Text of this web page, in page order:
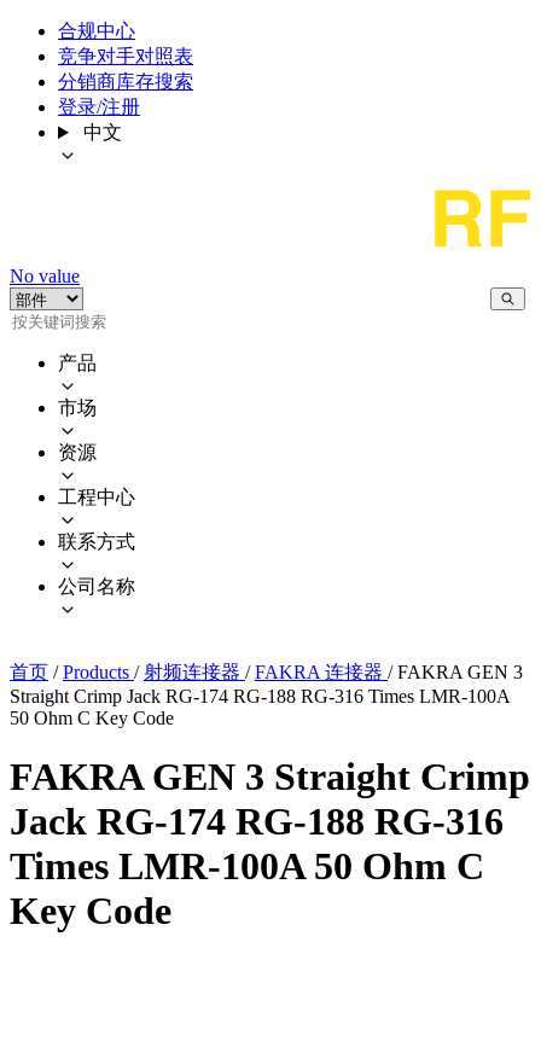
合规中心
竞争对手对照表
分销商库存搜索
登录/注册
中文
No value
产品
市场
资源
工程中心
联系方式
公司名称
首页 / Products / 射频连接器 / FAKRA 连接器 / FAKRA GEN 3
Straight Crimp Jack RG-174 RG-188 RG-316 Times LMR-100A
50 Ohm C Key Code
FAKRA GEN 3 Straight Crimp
Jack RG-174 RG-188 RG-316
Times LMR-100A 50 Ohm C
Key Code